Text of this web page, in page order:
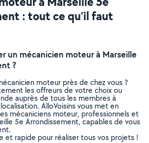
: tout ce qu’il faut
un mécanicien moteur à Marseille
?
moteur près de chez vous ?
les offreurs de votre choix ou
auprès de tous les membres à
AlloVoisins vous met en
mécaniciens moteur, professionnels et
5e Arrondissement, capables de vous
et rapide pour réaliser tous vos projets !